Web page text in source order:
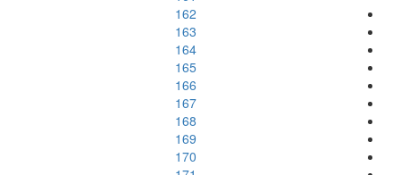
162
163
164
165
166
167
168
169
170